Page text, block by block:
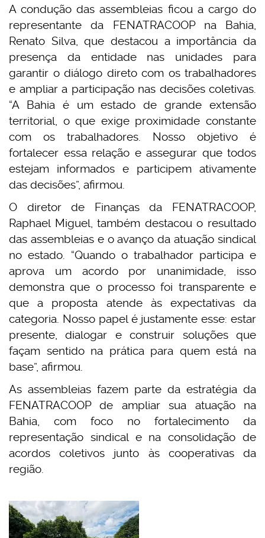
A condução das assembleias ficou a cargo do
representante da FENATRACOOP na Bahia,
Renato Silva, que destacou a importância da
presença da entidade nas unidades para
garantir o diálogo direto com os trabalhadores
e ampliar a participação nas decisões coletivas.
“A Bahia é um estado de grande extensão
territorial, o que exige proximidade constante
com os trabalhadores. Nosso objetivo é
fortalecer essa relação e assegurar que todos
estejam informados e participem ativamente
das decisões”, afirmou.
O diretor de Finanças da FENATRACOOP,
Raphael Miguel, também destacou o resultado
das assembleias e o avanço da atuação sindical
no estado. “Quando o trabalhador participa e
aprova um acordo por unanimidade, isso
demonstra que o processo foi transparente e
que a proposta atende às expectativas da
categoria. Nosso papel é justamente esse: estar
presente, dialogar e construir soluções que
façam sentido na prática para quem está na
base”, afirmou.
As assembleias fazem parte da estratégia da
FENATRACOOP de ampliar sua atuação na
Bahia, com foco no fortalecimento da
representação sindical e na consolidação de
acordos coletivos junto às cooperativas da
região.